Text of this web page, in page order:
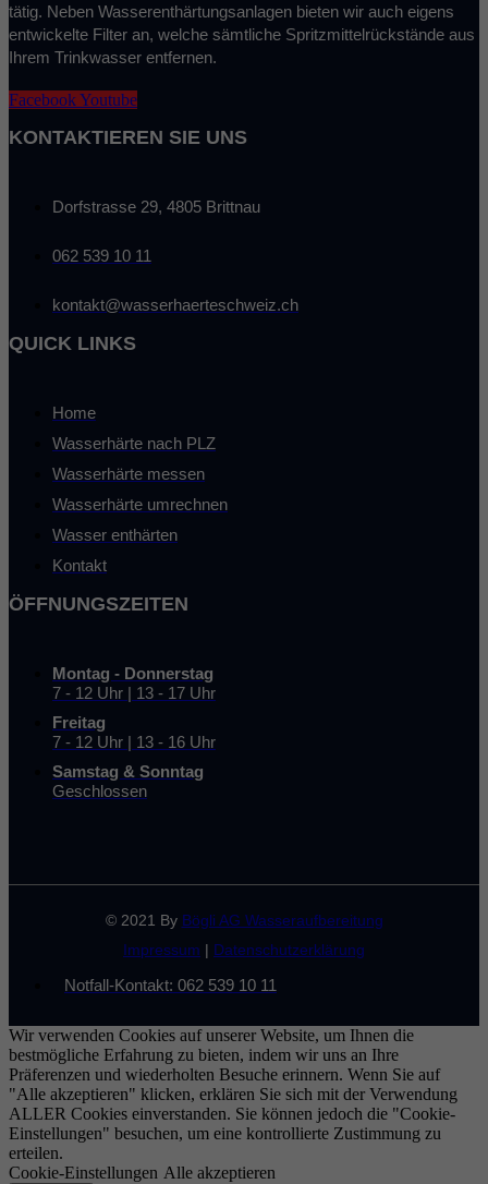
tätig. Neben Wasserenthärtungsanlagen bieten wir auch eigens
entwickelte Filter an, welche sämtliche Spritzmittelrückstände aus
Ihrem Trinkwasser entfernen.
Facebook Youtube
KONTAKTIEREN SIE UNS
Dorfstrasse 29, 4805 Brittnau
062 539 10 11
kontakt@wasserhaerteschweiz.ch
QUICK LINKS
Home
Wasserhärte nach PLZ
Wasserhärte messen
Wasserhärte umrechnen
Wasser enthärten
Kontakt
ÖFFNUNGSZEITEN
Montag - Donnerstag
7 - 12 Uhr | 13 - 17 Uhr
Freitag
7 - 12 Uhr | 13 - 16 Uhr
Samstag & Sonntag
Geschlossen
© 2021 By Bögli AG Wasseraufbereitung
Impressum | Datenschutzerklärung
Notfall-Kontakt: 062 539 10 11
Wir verwenden Cookies auf unserer Website, um Ihnen die
bestmögliche Erfahrung zu bieten, indem wir uns an Ihre
Präferenzen und wiederholten Besuche erinnern. Wenn Sie auf
"Alle akzeptieren" klicken, erklären Sie sich mit der Verwendung
ALLER Cookies einverstanden. Sie können jedoch die "Cookie-
Einstellungen" besuchen, um eine kontrollierte Zustimmung zu
erteilen.
Cookie-Einstellungen Alle akzeptieren